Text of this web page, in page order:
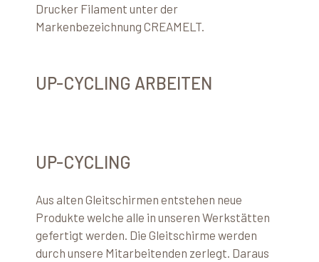
Drucker Filament unter der
Markenbezeichnung CREAMELT.
UP-CYCLING ARBEITEN
UP-CYCLING
Aus alten Gleitschirmen entstehen neue
Produkte welche alle in unseren Werkstätten
gefertigt werden. Die Gleitschirme werden
durch unsere Mitarbeitenden zerlegt. Daraus